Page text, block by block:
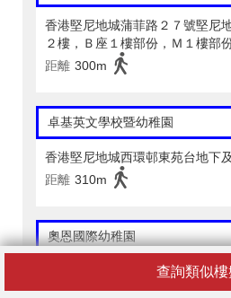
查詢類似樓
香港堅尼地城蒲菲路２７號堅尼
２樓，Ｂ座１樓部份，Ｍ１樓部
距離 300m
卓基英文學校暨幼稚園
香港堅尼地城西環邨東苑台地下
距離 310m
奧恩國際幼稚園
香港堅尼地城卑路乍街４６Ａ號
台